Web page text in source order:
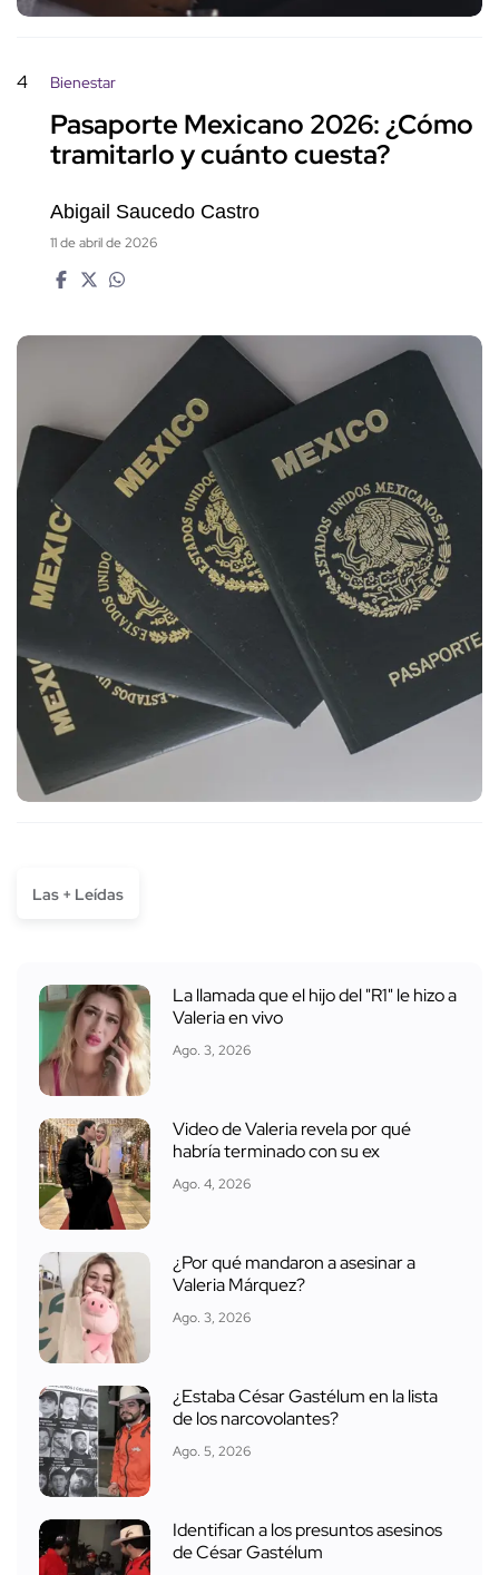
4 Bienestar
Pasaporte Mexicano 2026: ¿Cómo
tramitarlo y cuánto cuesta?
Abigail Saucedo Castro
11 de abril de 2026
Las + Leídas
La llamada que el hijo del "R1" le hizo a
Valeria en vivo
Ago. 3, 2026
Video de Valeria revela por qué
habría terminado con su ex
Ago. 4, 2026
¿Por qué mandaron a asesinar a
Valeria Márquez?
Ago. 3, 2026
¿Estaba César Gastélum en la lista
de los narcovolantes?
Ago. 5, 2026
Identifican a los presuntos asesinos
de César Gastélum